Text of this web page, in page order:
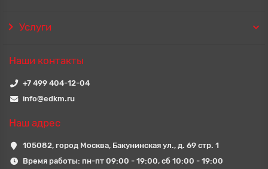
Услуги
Наши контакты
+7 499 404-12-04
info@edkm.ru
Наш адрес
105082, город Москва, Бакунинская ул., д. 69 стр. 1
Время работы: пн-пт 09:00 - 19:00, сб 10:00 - 19:00